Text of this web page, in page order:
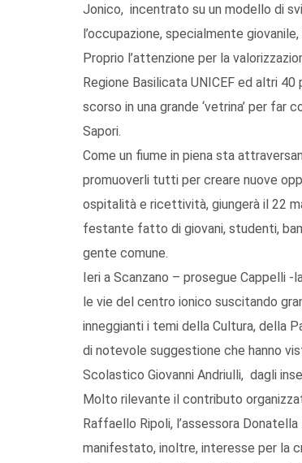
Jonico, incentrato su un modello di
l’occupazione, specialmente
Proprio l’attenzione per la
Regione Basilicata UNICEF ed altri
scorso in una grande ‘vetrina’ per far
Sapori.
Come un fiume in piena sta
promuoverli tutti per creare nuove
ospitalità e ricettività, giungerà il 22
festante fatto di giovani, studenti,
gente comune.
Ieri a Scanzano – prosegue Cappelli
le vie del centro ionico suscitando
inneggianti i temi della Cultura, della
di notevole suggestione che hanno
Scolastico Giovanni Andriulli, dagli
Molto rilevante il contributo
Raffaello Ripoli, l’assessora
manifestato, inoltre, interesse per la